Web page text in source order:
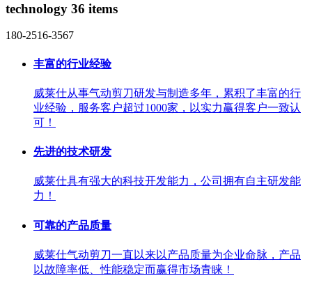
technology 36 items
180-2516-3567
丰富的行业经验
威莱仕从事气动剪刀研发与制造多年，累积了丰富的行
业经验，服务客户超过1000家，以实力赢得客户一致认
可！
先进的技术研发
威莱仕具有强大的科技开发能力，公司拥有自主研发能
力！
可靠的产品质量
威莱仕气动剪刀一直以来以产品质量为企业命脉，产品
以故障率低、性能稳定而赢得市场青睐！